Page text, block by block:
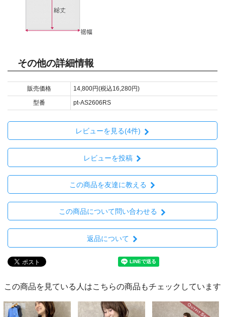
その他の詳細情報
販売価格
14,800円(税込16,280円)
型番
pt-AS2606RS
レビューを見る(4件)
レビューを投稿
この商品を友達に教える
この商品について問い合わせる
返品について
この商品を見ている人はこちらの商品もチェックしています